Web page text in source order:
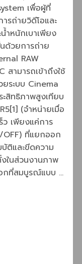
เพื่อผู้ที่
รถ่ายวิดีโอและ
ำหนักเบาเพียง
ด้วยการถ่าย
RAW
ามารถเข้าถึงใช้
ระบบ Cinema
สิทธิภาพสูงเทียบ
(จำหน่ายเมื่อ
ว เพียงแค่การ
ที่แยกออก
ติและขีดความ
ในส่วนงานภาพ
อกที่สมบูรณ์แบบ …